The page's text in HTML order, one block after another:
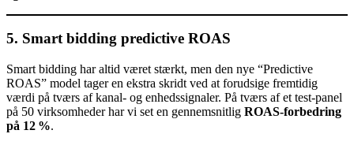
5. Smart bidding predictive ROAS
Smart bidding har altid været stærkt, men den nye “Predictive
ROAS” model tager en ekstra skridt ved at forudsige fremtidig
værdi på tværs af kanal‑ og enhedssignaler. På tværs af et test‑panel
på 50 virksomheder har vi set en gennemsnitlig ROAS‑forbedring
på 12 %.